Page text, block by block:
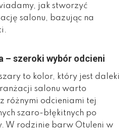
jak stworzyć
salonu, bazując na
– szeroki wybór odcieni
to kolor, który jest daleki
salonu warto
różnymi odcieniami tej
szaro-błękitnych po
W rodzinie barw Otuleni w